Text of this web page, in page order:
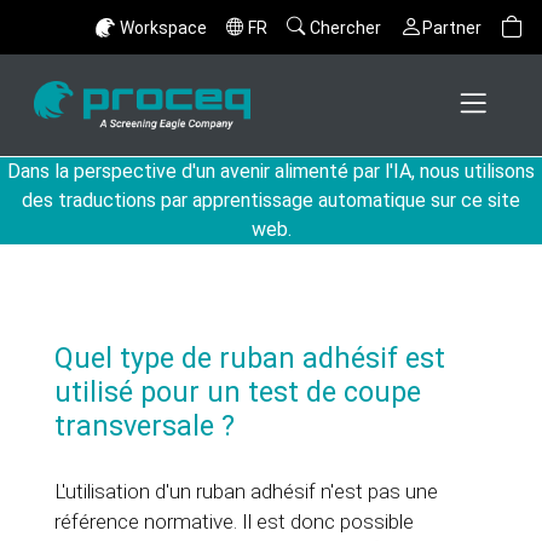
Workspace FR Chercher Partner
Dans la perspective d'un avenir alimenté par l'IA, nous utilisons
des traductions par apprentissage automatique sur ce site
web.
Quel type de ruban adhésif est
utilisé pour un test de coupe
transversale ?
L'utilisation d'un ruban adhésif n'est pas une
référence normative. Il est donc possible